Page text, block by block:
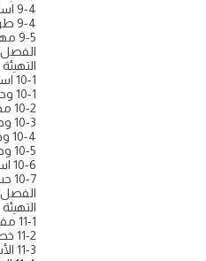
9-4 استكشاف طرح الكسور غير المتشابهة
9-4 طرح الكسور غير المتشابهة
9-5 مهارة حل المسألة تحديد معقولية الإجابة
الفصل 10: وحدات القياس
التهيئة
10-1 استكشاف المسطرة المترية
10-1 وحدات الطول
10-2 مهارة حل المسألة تحديد معقولية الإجابة
10-3 وحدات الكتلة
10-4 وحدات السعة
10-5 وحدات الزمن
10-6 استقصاء حل المسألة أختار الخطة المناسبة لأحل المسألة
10-7 حساب الزمن المنقضي
الفصل 11: الأشكال الهندسية
التهيئة
11-1 مفردات هندسية
11-2 خطة حل المسألة استعمال خطة الاستدلال المنطقي
11-3 الأشكال الرباعية